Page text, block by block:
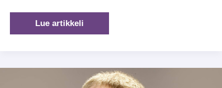
Kohti
mielenkiintoisia
Lue artikkeli